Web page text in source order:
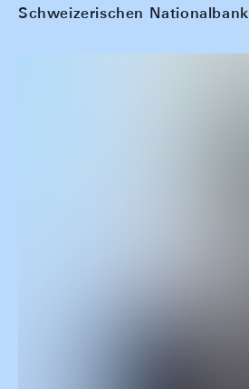
Schweizerischen Nationalbank